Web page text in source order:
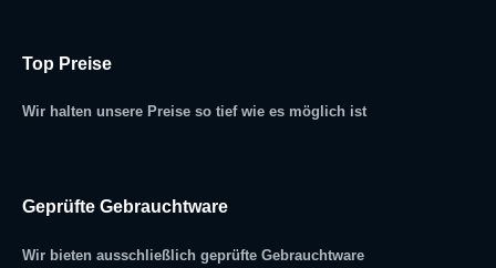
Top Preise
Wir halten unsere Preise so tief wie es möglich ist
Geprüfte Gebrauchtware
Wir bieten ausschließlich geprüfte Gebrauchtware